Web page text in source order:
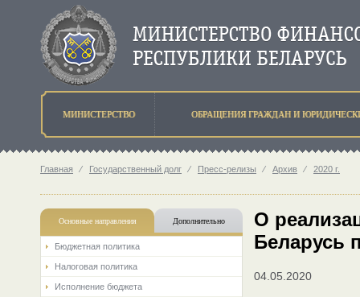
МИНИСТЕРСТВО ОБРАЩЕНИЯ ГРАЖДАН И
Главная ⁄ Государственный долг ⁄ Пресс-релизы ⁄ Архив ⁄ 2020 г.
Основные направления Дополнительно
Бюджетная политика
Налоговая политика
Исполнение бюджета
О
Беларусь
04.05.2020